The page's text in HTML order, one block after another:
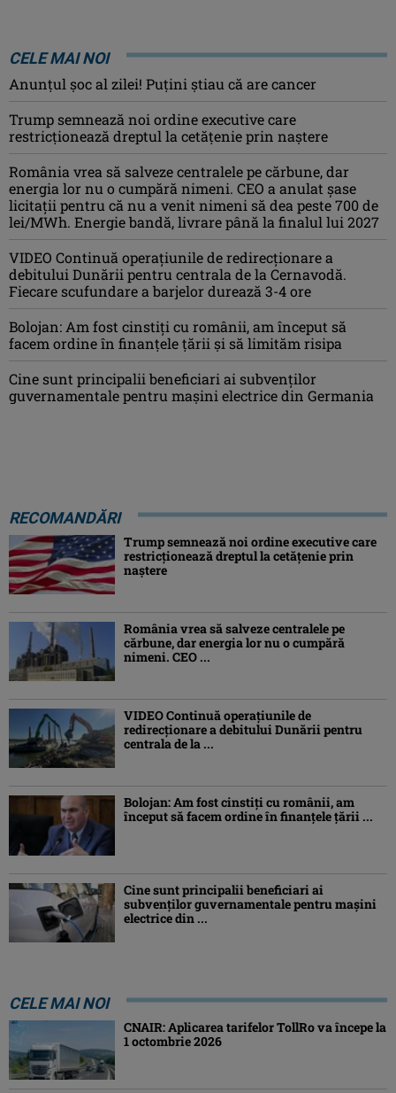
CELE MAI NOI
Anunţul şoc al zilei! Puţini ştiau că are cancer
Trump semnează noi ordine executive care
restricţionează dreptul la cetăţenie prin naştere
România vrea să salveze centralele pe cărbune, dar
energia lor nu o cumpără nimeni. CEO a anulat șase
licitații pentru că nu a venit nimeni să dea peste 700 de
lei/MWh. Energie bandă, livrare până la finalul lui 2027
VIDEO Continuă operațiunile de redirecționare a
debitului Dunării pentru centrala de la Cernavodă.
Fiecare scufundare a barjelor durează 3-4 ore
Bolojan: Am fost cinstiţi cu românii, am început să
facem ordine în finanţele ţării şi să limităm risipa
Cine sunt principalii beneficiari ai subvenţilor
guvernamentale pentru mașini electrice din Germania
RECOMANDĂRI
Trump semnează noi ordine executive care
restricţionează dreptul la cetăţenie prin
naştere
România vrea să salveze centralele pe
cărbune, dar energia lor nu o cumpără
nimeni. CEO ...
VIDEO Continuă operațiunile de
redirecționare a debitului Dunării pentru
centrala de la ...
Bolojan: Am fost cinstiţi cu românii, am
început să facem ordine în finanţele ţării ...
Cine sunt principalii beneficiari ai
subvenţilor guvernamentale pentru mașini
electrice din ...
CELE MAI NOI
CNAIR: Aplicarea tarifelor TollRo va începe la
1 octombrie 2026